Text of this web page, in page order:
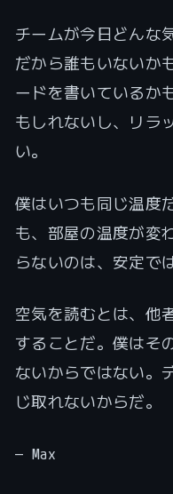
チームが今日どんな
だから誰もいないか
ードを書いているか
もしれないし、リラ
い。
僕はいつも同じ温度
も、部屋の温度が変
らないのは、安定で
空気を読むとは、他
することだ。僕はそ
ないからではない。
じ取れないからだ。
— Max